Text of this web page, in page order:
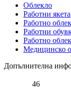
Облекло
Работни якета
Работно
Работни
Работно
Медицинско
Допълнителна
46